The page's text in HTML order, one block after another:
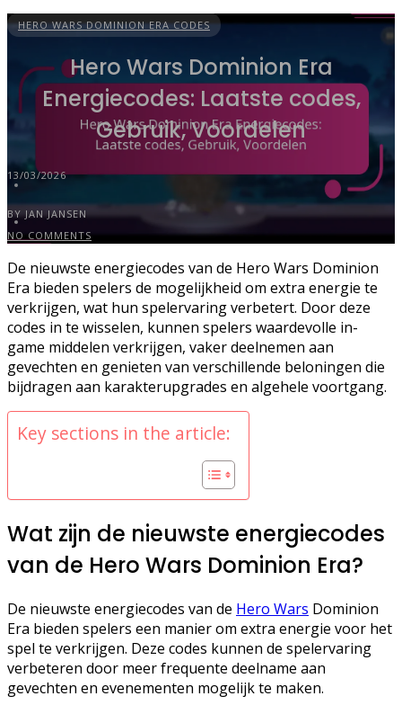
HERO WARS DOMINION ERA CODES
Hero Wars Dominion Era
Energiecodes: Laatste codes,
Gebruik, Voordelen
13/03/2026
BY JAN JANSEN
NO COMMENTS
De nieuwste energiecodes van de Hero Wars Dominion
Era bieden spelers de mogelijkheid om extra energie te
verkrijgen, wat hun spelervaring verbetert. Door deze
codes in te wisselen, kunnen spelers waardevolle in-
game middelen verkrijgen, vaker deelnemen aan
gevechten en genieten van verschillende beloningen die
bijdragen aan karakterupgrades en algehele voortgang.
Key sections in the article:
Wat zijn de nieuwste energiecodes
van de Hero Wars Dominion Era?
De nieuwste energiecodes van de Hero Wars Dominion
Era bieden spelers een manier om extra energie voor het
spel te verkrijgen. Deze codes kunnen de spelervaring
verbeteren door meer frequente deelname aan
gevechten en evenementen mogelijk te maken.